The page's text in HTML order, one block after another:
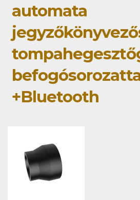
automata
+Bluetooth